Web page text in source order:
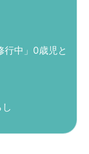
行中」0歳児と